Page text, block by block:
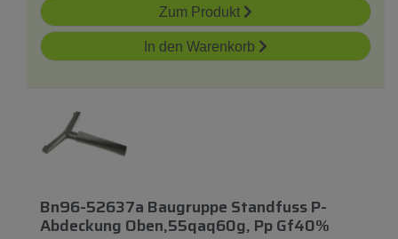
Zum Produkt
In den Warenkorb
Bn96-52637a Baugruppe Standfuss P-
Abdeckung Oben,55qaq60g, Pp Gf40%